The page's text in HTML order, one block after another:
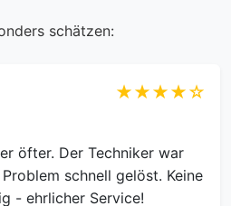
schätzen:
★★★★☆
öfter. Der Techniker war
schnell gelöst. Keine
- ehrlicher Service!